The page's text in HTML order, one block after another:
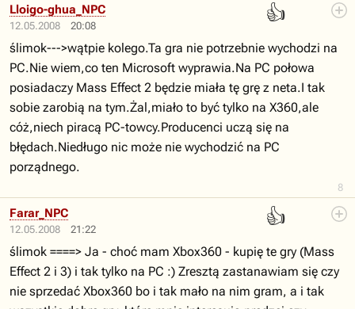
12.05.2008 20:08
👍
8
Lloigo-ghua_NPC
ślimok--->wątpie kolego.Ta gra nie potrzebnie wychodzi na
PC.Nie wiem,co ten Microsoft wyprawia.Na PC połowa
posiadaczy Mass Effect 2 będzie miała tę grę z neta.I tak
sobie zarobią na tym.Żal,miało to być tylko na X360,ale
cóż,niech piracą PC-towcy.Producenci uczą się na
błędach.Niedługo nic może nie wychodzić na PC
porządnego.
12.05.2008 21:22
👍
Farar_NPC
ślimok ====> Ja - choć mam Xbox360 - kupię te gry (Mass
Effect 2 i 3) i tak tylko na PC :) Zresztą zastanawiam się czy
nie sprzedać Xbox360 bo i tak mało na nim gram, a i tak